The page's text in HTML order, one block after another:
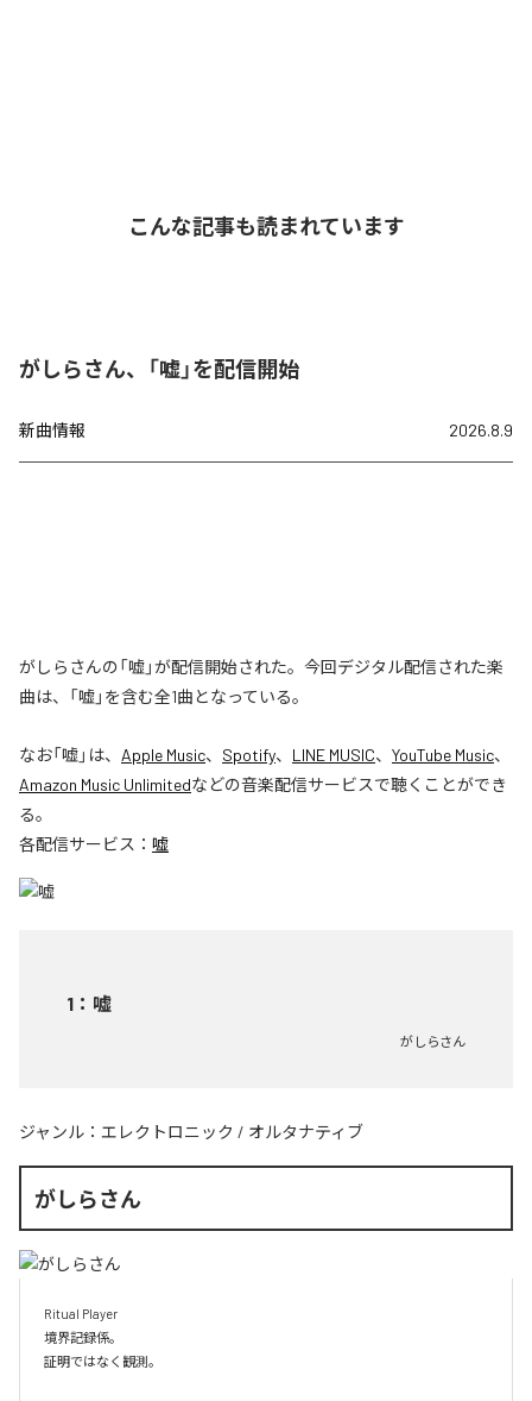
こんな記事も読まれています
がしらさん、「嘘」を配信開始
新曲情報 2026.8.9
がしらさんの「嘘」が配信開始された。今回デジタル配信された楽
曲は、「嘘」を含む全1曲となっている。
なお「嘘」は、 Apple Music、 Spotify、 LINE MUSIC、 YouTube Music、
Amazon Music Unlimitedなどの音楽配信サービスで聴くことができ
る。
各配信サービス： 嘘
1 ： 嘘
がしらさん
ジャンル： エレクトロニック / オルタナティブ
がしらさん
Ritual Player
境界記録係。
証明ではなく観測。